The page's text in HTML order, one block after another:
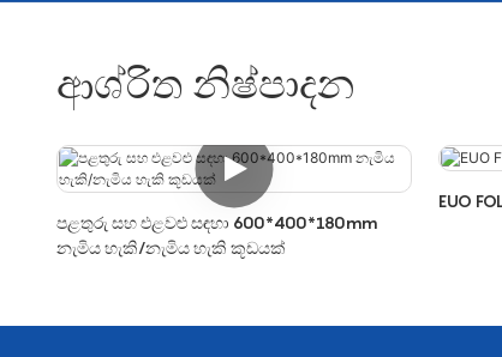
ආශ්රිත නිෂ්පාදන
පළතුරු සහ එළවළු සඳහා 600*400*180mm
නැමිය හැකි/නැමිය හැකි කූඩයක්
EUO